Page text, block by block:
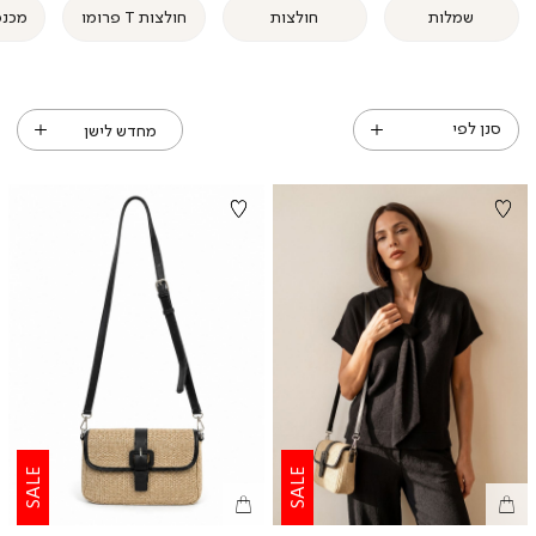
שמלות
חולצות חולצות T פרומו
סנן לפי
SALE
SALE